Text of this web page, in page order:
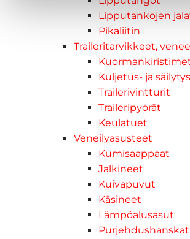
Lipputankojen
Pikaliitin
Traileritarvikkeet,
Kuljetus- ja
Trailerivintturit
Traileripyörät
Keulatuet
Veneilyasusteet
Kumisaappaat
Jalkineet
Kuivapuvut
Käsineet
Lämpöalusasut
Purjehdushanskat